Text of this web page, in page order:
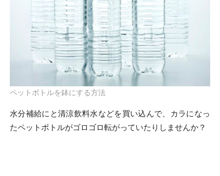
ペットボトルを鉢にする方法
水分補給にと清涼飲料水などを買い込んで、カラになっ
たペットボトルがゴロゴロ転がっていたりしませんか？